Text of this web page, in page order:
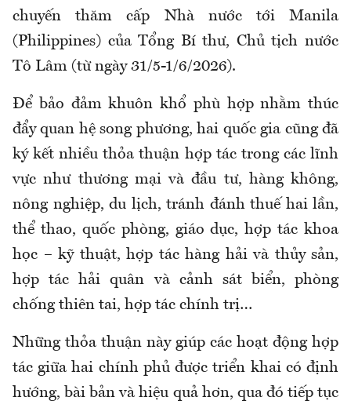
chuyến thăm cấp Nhà nước tới Manila
(Philippines) của Tổng Bí thư, Chủ tịch nước
Tô Lâm (từ ngày 31/5-1/6/2026).
Để bảo đảm khuôn khổ phù hợp nhằm thúc
đẩy quan hệ song phương, hai quốc gia cũng đã
ký kết nhiều thỏa thuận hợp tác trong các lĩnh
vực như thương mại và đầu tư, hàng không,
nông nghiệp, du lịch, tránh đánh thuế hai lần,
thể thao, quốc phòng, giáo dục, hợp tác khoa
học – kỹ thuật, hợp tác hàng hải và thủy sản,
hợp tác hải quân và cảnh sát biển, phòng
chống thiên tai, hợp tác chính trị…
Những thỏa thuận này giúp các hoạt động hợp
tác giữa hai chính phủ được triển khai có định
hướng, bài bản và hiệu quả hơn, qua đó tiếp tục